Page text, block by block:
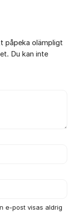
påpeka olämpligt
Du kan inte
e-post visas aldrig